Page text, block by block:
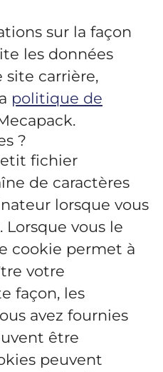
sur la façon
les données
site carrière,
politique de
?
fichier
de caractères
lorsque vous
vous le
cookie permet à
votre
façon, les
avez fournies
être
peuvent